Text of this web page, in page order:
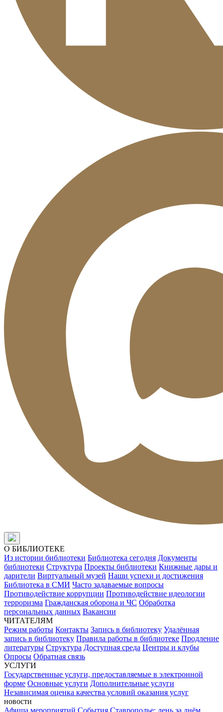
О БИБЛИОТЕКЕ
Из истории библиотеки Библиотека сегодня Документы
библиотеки Структура Проекты библиотеки Книжные дары и
дарители Виртуальный музей Наши успехи и достижения
Библиотека в СМИ Часто задаваемые вопросы
Противодействие коррупции Противодействие идеологии
терроризма Гражданская оборона и ЧС Обработка
персональных данных Вакансии
ЧИТАТЕЛЯМ
Режим работы Контакты Запись в библиотеку Удалённая
запись в библиотеку Правила работы в библиотеке Продление
литературы Структура Доступная среда Центры и клубы
Опросы Обратная связь
УСЛУГИ
Государственные услуги, предоставляемые в электронной
форме Основные услуги Дополнительные услуги
Независимая оценка качества условий оказания услуг
новости
Афиша мероприятий События Ставрополье: день за днём